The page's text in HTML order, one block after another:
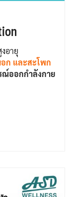
อายุ
ก และสะโพก
ณ์ออกกำลังกาย